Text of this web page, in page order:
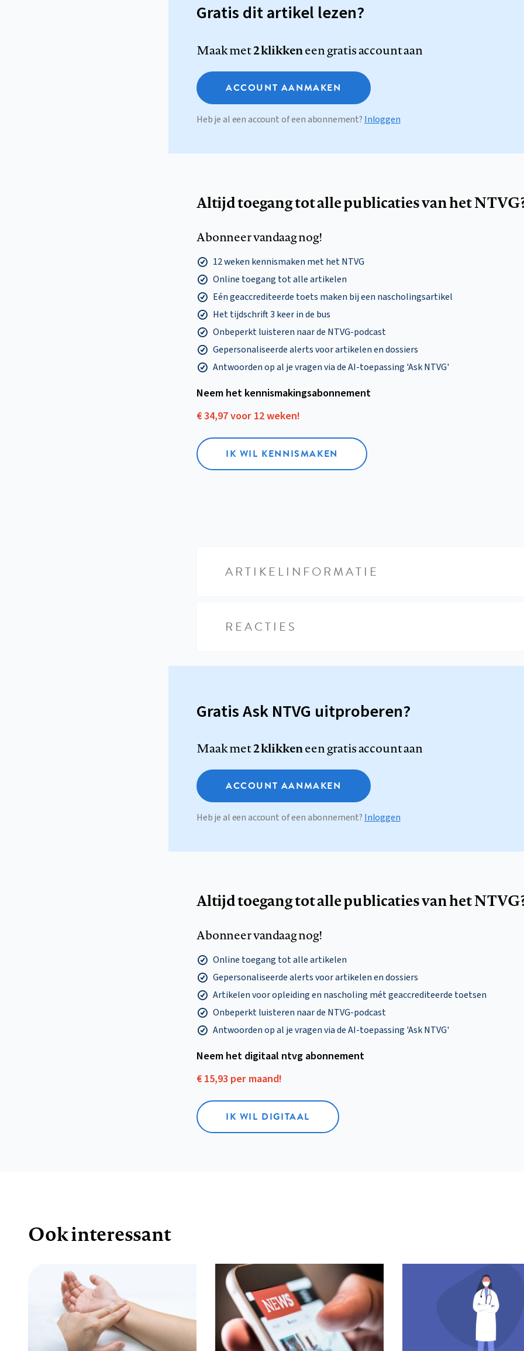
Gratis dit artikel lezen?
Maak met2 klikkeneen gratis account aan
ACCOUNT AANMAKEN
Heb je al een account of een abonnement? Inloggen
Altijd toegang tot alle publicaties van het
Abonneer vandaag nog!
12 weken kennismaken met het NTVG
Online toegang tot alle artikelen
Eén geaccrediteerde toets maken bij een nascholingsartikel
Het tijdschrift 3 keer in de bus
Onbeperkt luisteren naar de NTVG-podcast
Gepersonaliseerde alerts voor artikelen en dossiers
Antwoorden op al je vragen via de AI-toepassing 'Ask NTVG'
Neem het kennismakings­abonnement
€ 34,97 voor 12 weken!
IK WIL KENNISMAKEN
ARTIKELINFORMATIE
REACTIES
Gratis Ask NTVG uitproberen?
Maak met2 klikkeneen gratis account aan
ACCOUNT AANMAKEN
Heb je al een account of een abonnement? Inloggen
Altijd toegang tot alle publicaties van het
Abonneer vandaag nog!
Online toegang tot alle artikelen
Gepersonaliseerde alerts voor artikelen en dossiers
Artikelen voor opleiding en nascholing mét geaccrediteerde toetsen
Onbeperkt luisteren naar de NTVG-podcast
Antwoorden op al je vragen via de AI-toepassing 'Ask NTVG'
Neem het digitaal ntvg abonnement
€ 15,93 per maand!
IK WIL DIGITAAL
Ook interessant